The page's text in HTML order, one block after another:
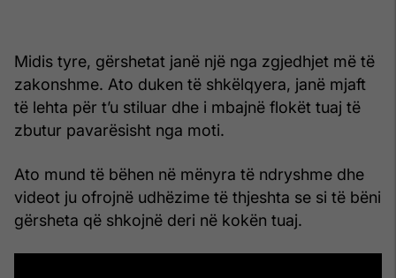
Midis tyre, gërshetat janë një nga zgjedhjet më të
zakonshme. Ato duken të shkëlqyera, janë mjaft
të lehta për t’u stiluar dhe i mbajnë flokët tuaj të
zbutur pavarësisht nga moti.
Ato mund të bëhen në mënyra të ndryshme dhe
videot ju ofrojnë udhëzime të thjeshta se si të bëni
gërsheta që shkojnë deri në kokën tuaj.